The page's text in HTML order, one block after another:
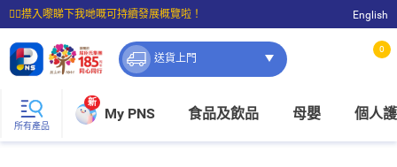
☝🏼㩒入嚟睇下我哋嘅可持續發展概覽啦！
⭐購物滿$399即享免費送貨；滿$100即可免費店取。
English
送貨上門
0
所有產品
新
My PNS 食品及飲品 母嬰 個人